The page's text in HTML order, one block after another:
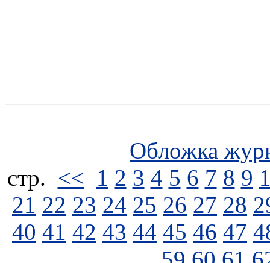
Обложка
стp. << 1 2 3 4 5 6 7 8 9
21 22 23 24 25 26 27 28
40 41 42 43 44 45 46 47